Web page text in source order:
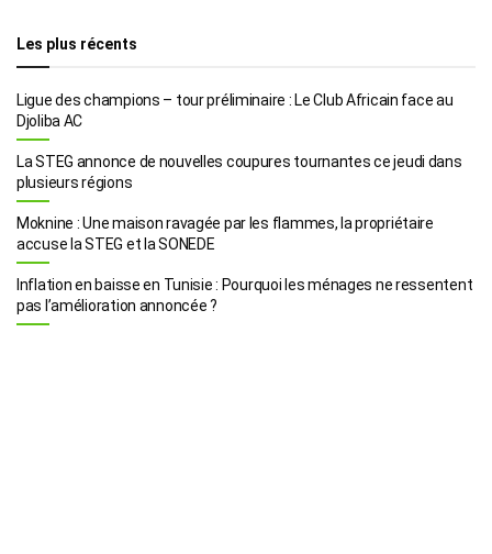
Les plus récents
Ligue des champions – tour préliminaire : Le Club Africain face au
Djoliba AC
La STEG annonce de nouvelles coupures tournantes ce jeudi dans
plusieurs régions
Moknine : Une maison ravagée par les flammes, la propriétaire
accuse la STEG et la SONEDE
Inflation en baisse en Tunisie : Pourquoi les ménages ne ressentent
pas l’amélioration annoncée ?